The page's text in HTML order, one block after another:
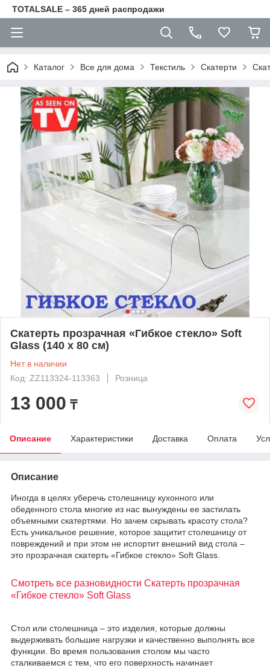
TOTALSALE – 365 дней распродажи
Каталог Все для дома Текстиль Скатерти
Скатерть прозрачная «Гибкое стекло» Soft
Glass (140 х 80 см)
Нет в наличии
Код: ZZ113324-113363
Розница
13 000 ₸
Описание Характеристики Доставка Оплата
Описание
Иногда в целях уберечь столешницу кухонного или
обеденного стола многие из нас вынуждены ее застилать
объемными скатертями. Но зачем скрывать красоту стола?
Есть уникальное решение, которое защитит столешницу от
повреждений и при этом не испортит внешний вид стола –
это прозрачная скатерть «Гибкое стекло» Soft Glass.
Смотреть все разновидности Скатерть прозрачная
«Гибкое стекло» Soft Glass
Стол или столешница – это изделия, которые должны
выдерживать большие нагрузки и качественно выполнять все
функции. Во время пользования столом мы часто
сталкиваемся с тем, что его поверхность начинает